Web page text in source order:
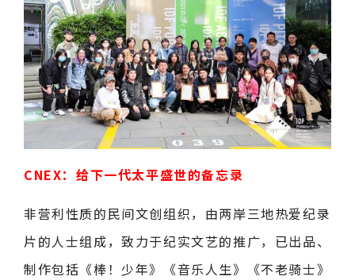
CNEX：给下一代太平盛世的备忘录
非营利性质的民间文创组织，由两岸三地热爱纪录
片的人士组成，致力于纪实文艺的推广，已出品、
制作包括《棒！少年》《音乐人生》《不老骑士》